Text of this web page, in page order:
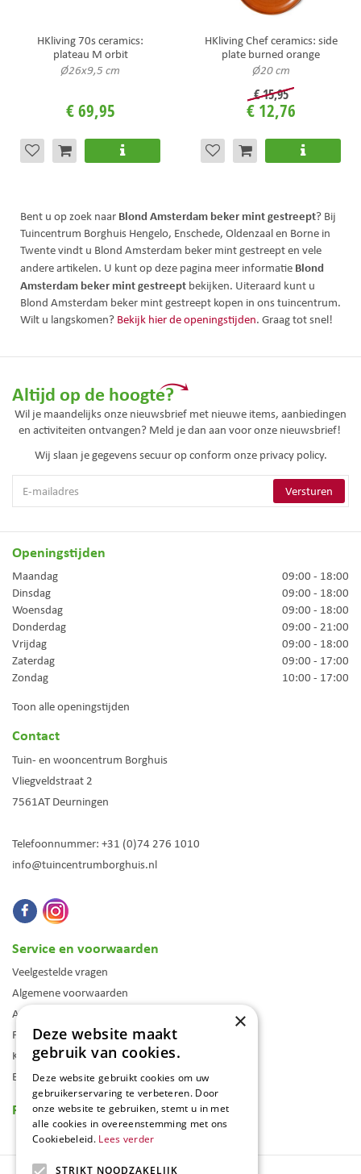
HKliving 70s ceramics:
plateau M orbit
Ø26x9,5 cm
€69,95
HKliving Chef ceramics: side
plate burned orange
Ø20 cm
€15,95
€ 12,76
Bent u op zoek naar Blond Amsterdam beker mint gestreept? Bij
Tuincentrum Borghuis Hengelo, Enschede, Oldenzaal en Borne in
Twente vindt u Blond Amsterdam beker mint gestreept en vele
andere artikelen. U kunt op deze pagina meer informatie Blond
Amsterdam beker mint gestreept bekijken. Uiteraard kunt u
Blond Amsterdam beker mint gestreept kopen in ons tuincentrum.
Wilt u langskomen? Bekijk hier de openingstijden. Graag tot snel!
Altijd op de hoogte?
Wil je maandelijks onze nieuwsbrief met nieuwe items, aanbiedingen
en activiteiten ontvangen? Meld je dan aan voor onze nieuwsbrief!
Wij slaan je gegevens secuur op conform onze privacy policy.
Openingstijden
Maandag
09:00 - 18:00
Dinsdag
09:00 - 18:00
Woensdag
09:00 - 18:00
Donderdag
09:00 - 21:00
Vrijdag
09:00 - 18:00
Zaterdag
09:00 - 17:00
Zondag
10:00 - 17:00
Toon alle openingstijden
Contact
Tuin- en wooncentrum Borghuis
Vliegveldstraat 2
7561AT Deurningen
Telefoonnummer: +31 (0)74 276 1010
info@tuincentrumborghuis.nl
Service en voorwaarden
Veelgestelde vragen
Algemene voorwaarden
Assortiment
Folder
Klantenkaart
Blog
Reviews
×
Deze website maakt
gebruik van cookies.
Deze website gebruikt cookies om uw
gebruikerservaring te verbeteren. Door
onze website te gebruiken, stemt u in met
alle cookies in overeenstemming met ons
Cookiebeleid. Lees verder
STRIKT NOODZAKELIJK